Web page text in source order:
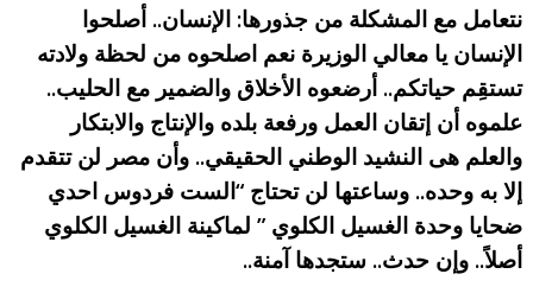
نتعامل مع المشكلة من جذورها: الإنسان.. أصلحوا
الإنسان يا معالي الوزيرة نعم اصلحوه من لحظة ولادته
تستقِم حياتكم.. أرضعوه الأخلاق والضمير مع الحليب..
علموه أن إتقان العمل ورفعة بلده والإنتاج والابتكار
والعلم هى النشيد الوطني الحقيقي.. وأن مصر لن تتقدم
إلا به وحده.. وساعتها لن تحتاج “الست فردوس احدي
ضحايا وحدة الغسيل الكلوي ” لماكينة الغسيل الكلوي
أصلاً.. وإن حدث.. ستجدها آمنة..